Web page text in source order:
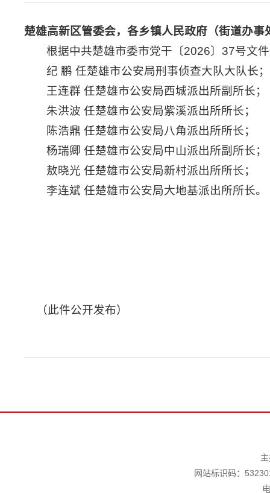
楚雄高新区管委会，各乡镇人民政府（街道办事
根据中共楚雄市委市党干〔2026〕37号文
纪 鹏 任楚雄市公安局刑事侦查大队大队长；
王连群 任楚雄市公安局西城派出所副所长；
朱洪波 任楚雄市公安局紫溪派出所所长；
陈浩鼎 任楚雄市公安局八角派出所所长；
杨瑞卿 任楚雄市公安局中山派出所副所长；
敖晓光 任楚雄市公安局新村派出所所长；
李连斌 任楚雄市公安局大地基派出所所长。
（此件公开发布）
网站标识码：